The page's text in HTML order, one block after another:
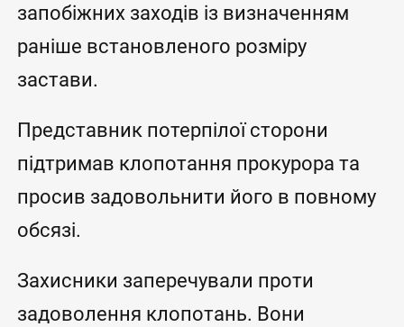
запобіжних заходів із визначенням
раніше встановленого розміру
застави.
Представник потерпілої сторони
підтримав клопотання прокурора та
просив задовольнити його в повному
обсязі.
Захисники заперечували проти
задоволення клопотань. Вони